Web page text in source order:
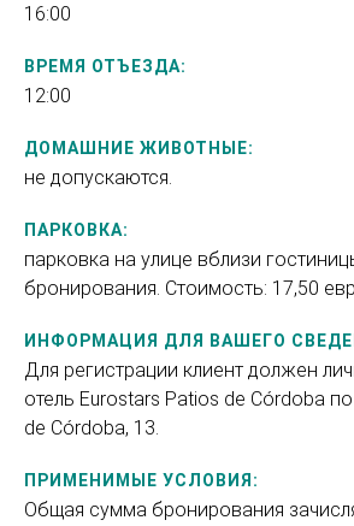
16:00
ВРЕМЯ ОТЪЕЗДА:
12:00
ДОМАШНИЕ ЖИВОТНЫЕ:
не допускаются.
ПАРКОВКА:
парковка на улице вблизи
бронирования. Стоимость: 17,50
ИНФОРМАЦИЯ ДЛЯ ВАШЕГО
Для регистрации клиент должен
отель Eurostars Patios de Córdoba
de Córdoba, 13.
ПРИМЕНИМЫЕ УСЛОВИЯ:
Общая сумма бронирования